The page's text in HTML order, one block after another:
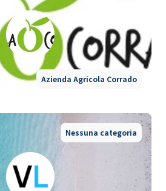
Azienda Agricola Corrado
Nessuna categoria